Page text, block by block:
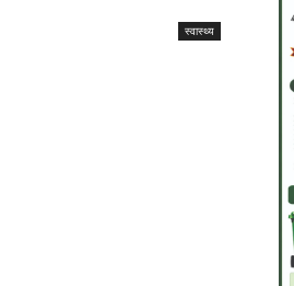
स्वास्थ्य